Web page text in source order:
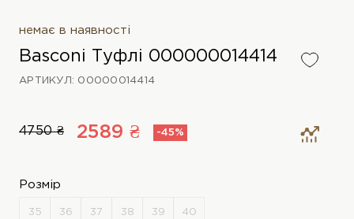
немає в наявності
Basconi Туфлі 000000014414
АРТИКУЛ: 00000014414
4750 ₴ 2589 ₴ -45%
Розмір